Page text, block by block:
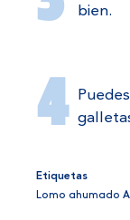
bien.
Etiquetas
Lomo ahumado